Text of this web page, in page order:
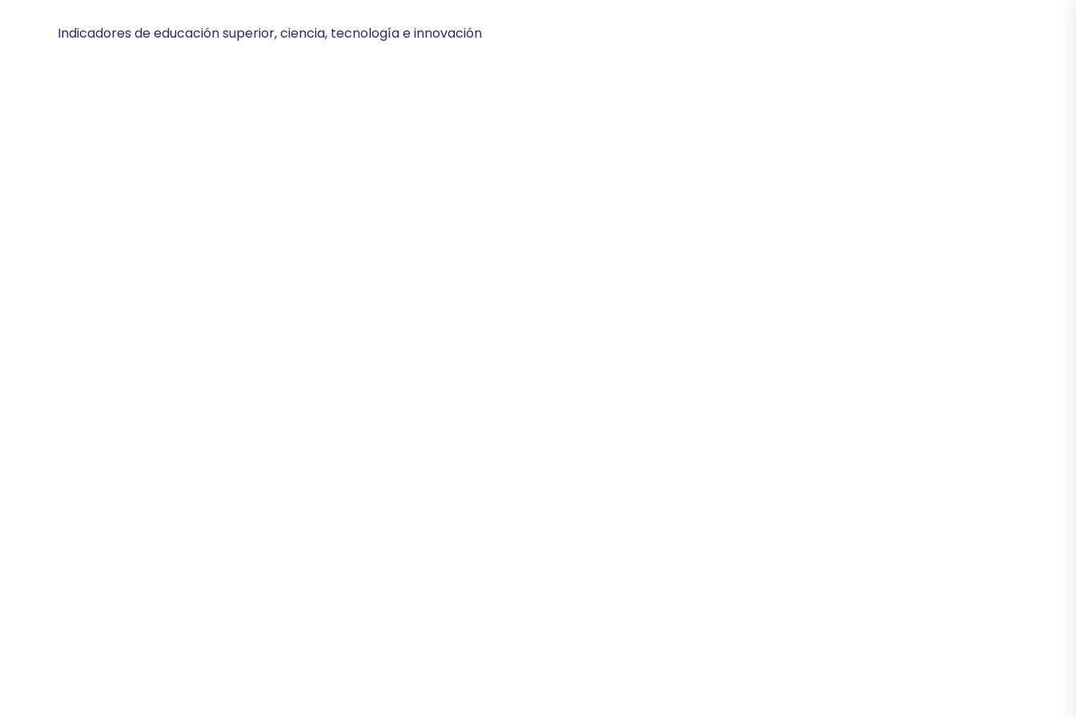
Indicadores de educación superior, ciencia, tecnología e innovación